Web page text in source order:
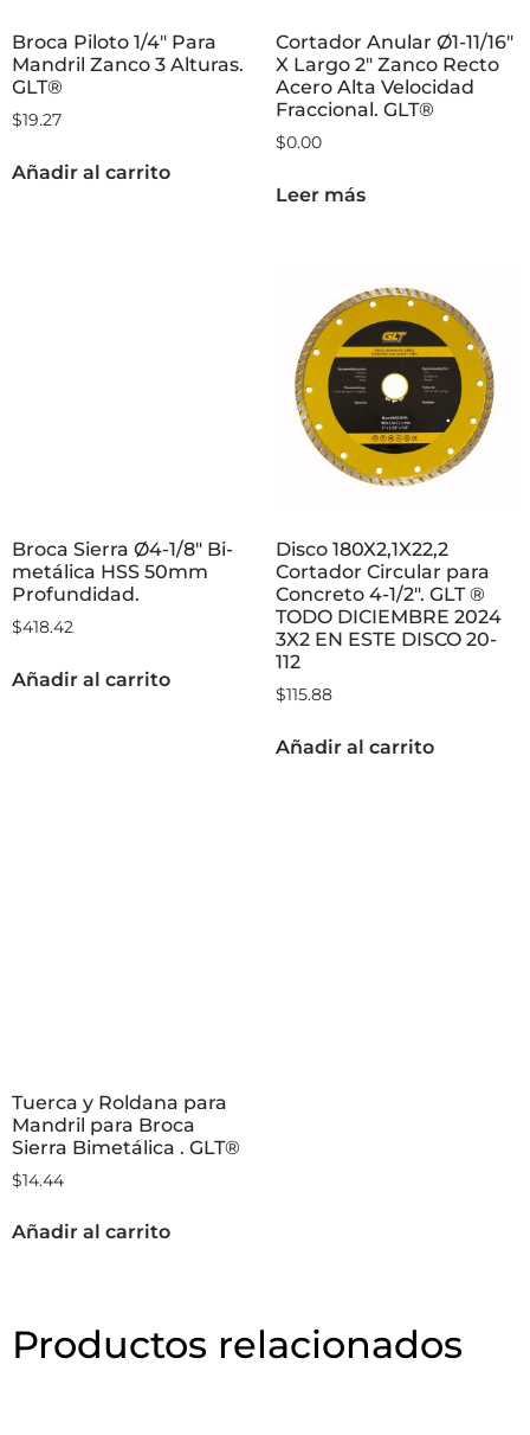
Broca Piloto 1/4″ Para
Mandril Zanco 3 Alturas.
GLT®
$19.27
Añadir al carrito
Cortador Anular Ø1-11/16″
X Largo 2″ Zanco Recto
Acero Alta Velocidad
Fraccional. GLT®
$0.00
Leer más
Broca Sierra Ø4-1/8″ Bi-
metálica HSS 50mm
Profundidad.
$418.42
Añadir al carrito
Disco 180X2,1X22,2
Cortador Circular para
Concreto 4-1/2″. GLT ®
TODO DICIEMBRE 2024
3X2 EN ESTE DISCO 20-
112
$115.88
Añadir al carrito
Tuerca y Roldana para
Mandril para Broca
Sierra Bimetálica . GLT®
$14.44
Añadir al carrito
Productos relacionados